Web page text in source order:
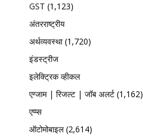
GST (1,123)
अंतरराष्ट्रीय
अर्थव्यवस्था(1,720)
इंडस्ट्रीज
इलेक्ट्रिक व्हीकल
एग्जाम | रिजल्ट | जॉब अलर्ट (1,162)
एप्प्स
ऑटोमोबाइल(2,614)